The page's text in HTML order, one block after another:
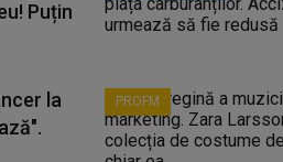
Puțin
la
PROFM